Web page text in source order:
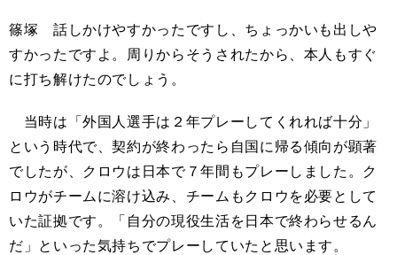
篠塚 話しかけやすかったですし、ちょっかいも出しや
すかったですよ。周りからそうされたから、本人もすぐ
に打ち解けたのでしょう。
当時は「外国人選手は２年プレーしてくれれば十分」
という時代で、契約が終わったら自国に帰る傾向が顕著
でしたが、クロウは日本で７年間もプレーしました。ク
ロウがチームに溶け込み、チームもクロウを必要として
いた証拠です。「自分の現役生活を日本で終わらせるん
だ」といった気持ちでプレーしていたと思います。